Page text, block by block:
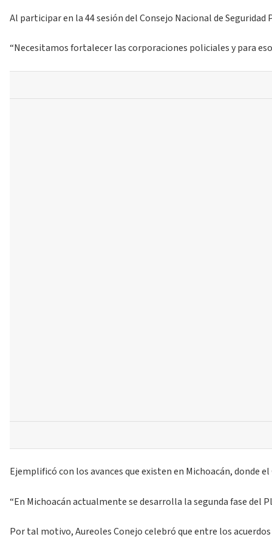
Al participar en la 44 sesión del Consejo Nacional de
“Necesitamos fortalecer las corporaciones policiales y para
Ejemplificó con los avances que existen en Michoacán,
“En Michoacán actualmente se desarrolla la segunda fase
Por tal motivo, Aureoles Conejo celebró que entre los